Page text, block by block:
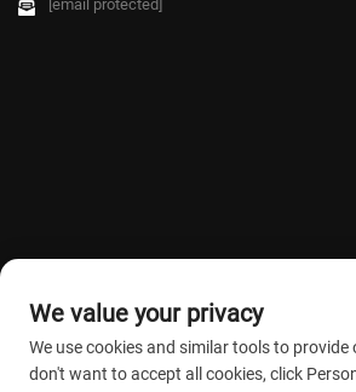
[email protected]
We value your privacy
We use cookies and similar tools to provide
don't want to accept all cookies, click